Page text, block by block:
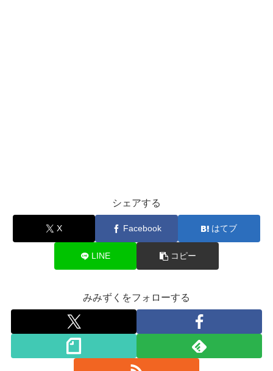
シェアする
X Facebook はてブ
LINE コピー
みみずくをフォローする